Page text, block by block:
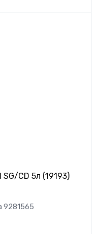
CD 5л (19193)
9281565